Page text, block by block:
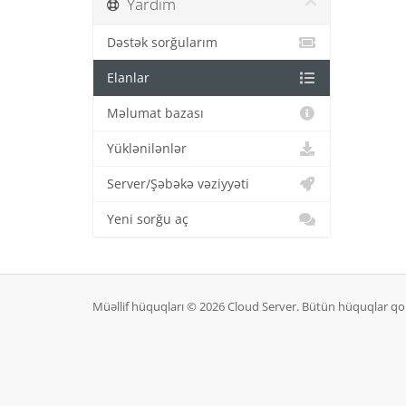
Dəstək sorğularım
Elanlar
Məlumat bazası
Yüklənilənlər
Server/Şəbəkə vəziyyəti
Yeni sorğu aç
Müəllif hüquqları © 2026 Cloud Server. Bütün hüquqlar